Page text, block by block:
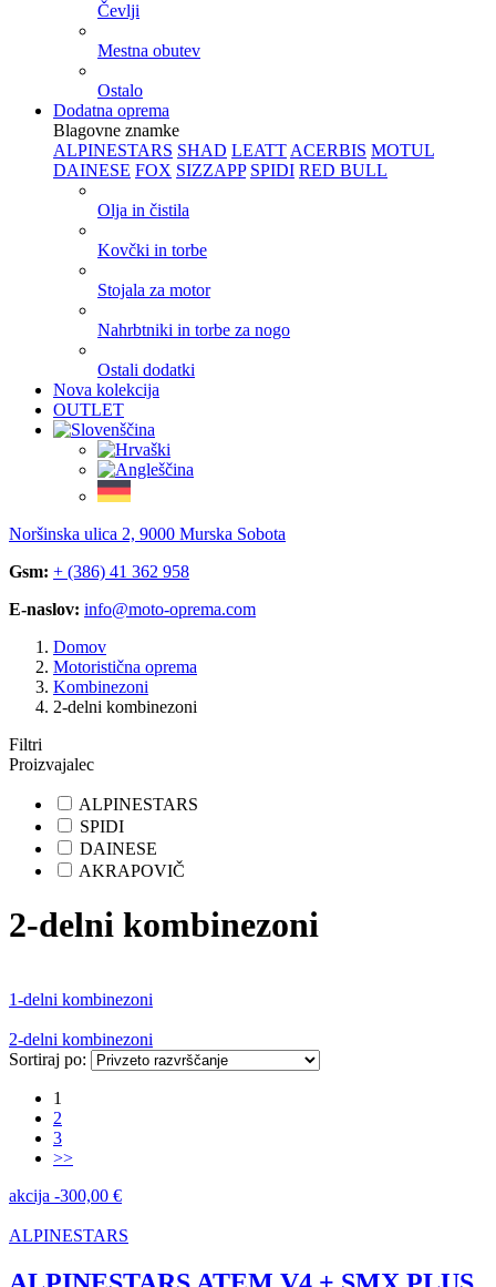
Čevlji
Mestna obutev
Ostalo
Dodatna oprema
Blagovne znamke
ALPINESTARS SHAD LEATT ACERBIS MOTUL
DAINESE FOX SIZZAPP SPIDI RED BULL
Olja in čistila
Kovčki in torbe
Stojala za motor
Nahrbtniki in torbe za nogo
Ostali dodatki
Nova kolekcija
OUTLET
Noršinska ulica 2, 9000 Murska Sobota
Gsm: + (386) 41 362 958
E-naslov: info@moto-oprema.com
Domov
Motoristična oprema
Kombinezoni
2-delni kombinezoni
Filtri
Proizvajalec
ALPINESTARS
SPIDI
DAINESE
AKRAPOVIČ
2-delni kombinezoni
1-delni kombinezoni
2-delni kombinezoni
Sortiraj po:
1
2
3
>>
akcija -300,00 €
ALPINESTARS